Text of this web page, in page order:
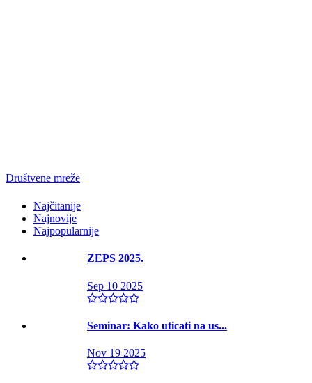
Društvene mreže
Najčitanije
Najnovije
Najpopularnije
ZEPS 2025.
Sep 10 2025
Seminar: Kako uticati na us...
Nov 19 2025